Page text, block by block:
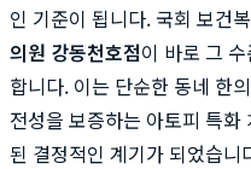
인 기준이 됩니다. 국회 보건
의원 강동천호점이 바로 그
합니다. 이는 단순한 동네 한
전성을 보증하는 아토피 특
된 결정적인 계기가 되었습